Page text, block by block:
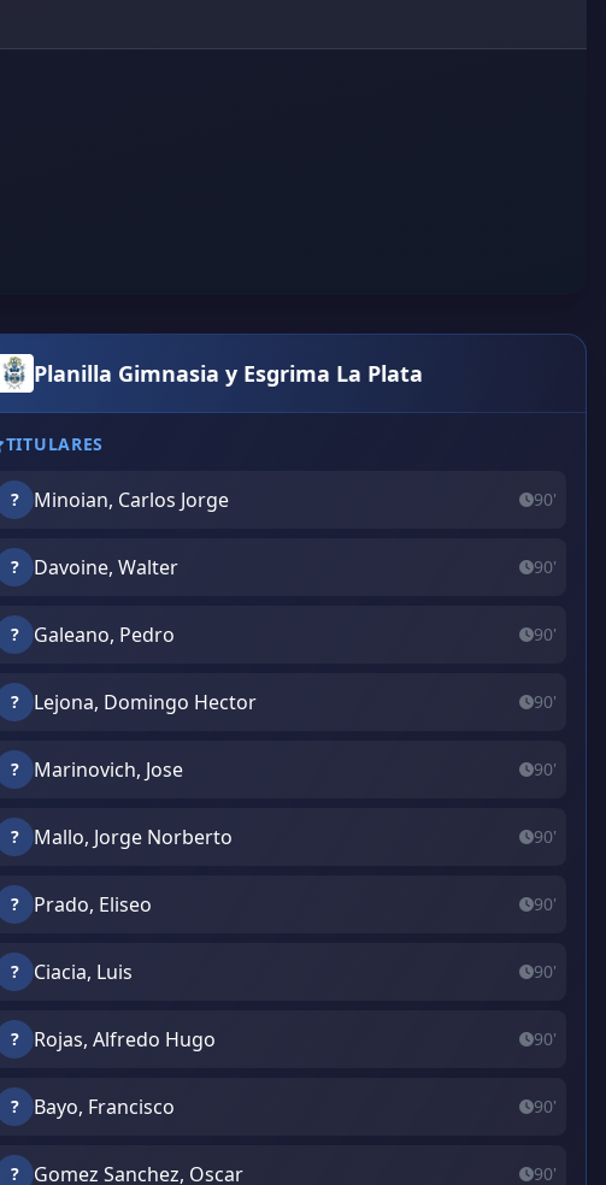
Planilla Gimnasia y Esgrima La Plata
TITULARES
? Minoian, Carlos Jorge 90'
? Davoine, Walter 90'
? Galeano, Pedro 90'
? Lejona, Domingo Hector 90'
? Marinovich, Jose 90'
? Mallo, Jorge Norberto 90'
? Prado, Eliseo 90'
? Ciacia, Luis 90'
? Rojas, Alfredo Hugo 90'
? Bayo, Francisco 90'
? Gomez Sanchez, Oscar 90'